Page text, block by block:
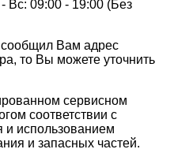
Вс: 09:00 - 19:00 (Без
сообщил Вам адрес
то Вы можете уточнить
сервисном
соответствии с
и использованием
и запасных частей.